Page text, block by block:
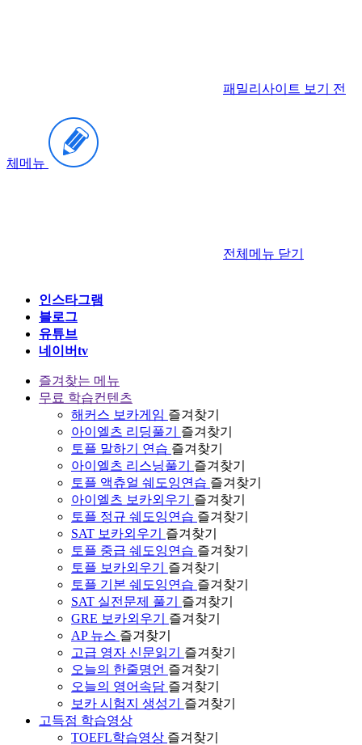
패밀리사이트 보기 전
체메뉴
전체메뉴 닫기
인스타그램
블로그
유튜브
네이버tv
즐겨찾는 메뉴
무료 학습컨텐츠
해커스 보카게임 즐겨찾기
아이엘츠 리딩풀기
즐겨찾기
토플 말하기 연습 즐겨찾기
아이엘츠 리스닝풀기
즐겨찾기
토플 액츄얼 쉐도잉연습 즐겨찾기
아이엘츠 보카외우기
즐겨찾기
토플 정규 쉐도잉연습 즐겨찾기
SAT 보카외우기
즐겨찾기
토플 중급 쉐도잉연습 즐겨찾기
토플 보카외우기
즐겨찾기
토플 기본 쉐도잉연습 즐겨찾기
SAT 실전문제 풀기
즐겨찾기
GRE 보카외우기
즐겨찾기
AP 뉴스 즐겨찾기
고급 영자 신문읽기
즐겨찾기
오늘의 한줄명언 즐겨찾기
오늘의 영어속담 즐겨찾기
보카 시험지 생성기
즐겨찾기
고득점 학습영상
TOEFL학습영상 즐겨찾기